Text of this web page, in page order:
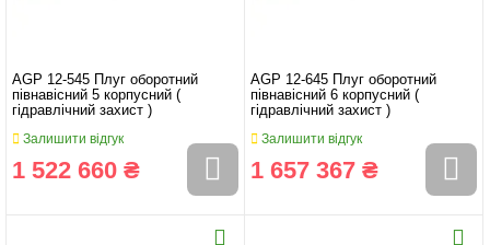
AGP 12-545 Плуг оборотний
півнавісний 5 корпусний (
гідравлічний захист )
Залишити відгук
1 522 660 ₴
AGP 12-645 Плуг оборотний
півнавісний 6 корпусний (
гідравлічний захист )
Залишити відгук
1 657 367 ₴